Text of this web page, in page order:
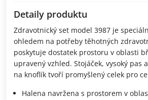
Detaily produktu
Zdravotnický set model 3987 je
ohledem na potřeby těhotných
poskytuje dostatek prostoru v oblasti
upravený vzhled. Stojáček, vysoký pas
na knoflík tvoří promyšlený celek pro
Halena navržena s prostorem v